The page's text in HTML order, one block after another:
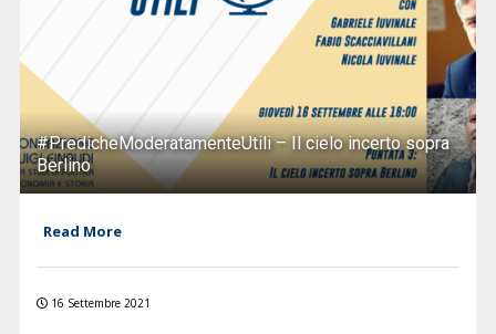
#PredicheModeratamenteUtili – Il cielo incerto sopra
Berlino
Read More
16 Settembre 2021